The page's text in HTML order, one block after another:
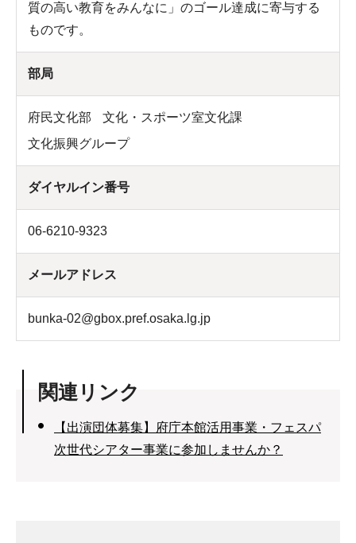
質の高い教育をみんなに」のゴール達成に寄与する
ものです。
部局
府民文化部
文化・スポーツ室文化課
文化振興グループ
ダイヤルイン番号
06-6210-9323
メールアドレス
bunka-02@gbox.pref.osaka.lg.jp
関連リンク
【出演団体募集】府庁本館活用事業・フェスパ
次世代シアター事業に参加しませんか？